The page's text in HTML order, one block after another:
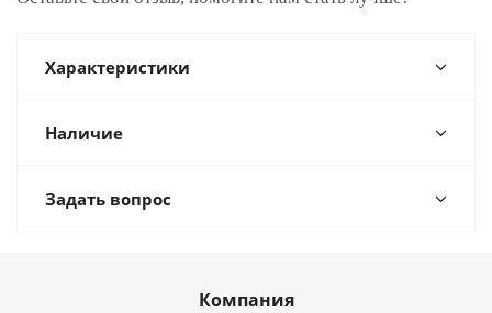
Характеристики
Наличие
Задать вопрос
Компания